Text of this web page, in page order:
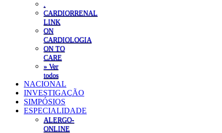
CARDIORRENAL
LINK
ON
CARDIOLOGIA
ON TO
CARE
» Ver
todos
NACIONAL
INVESTIGAÇÃO
SIMPÓSIOS
ESPECIALIDADE
ALERGO-
ONLINE